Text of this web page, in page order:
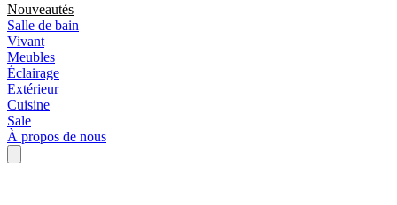
Nouveautés
Salle de bain
Vivant
Meubles
Éclairage
Extérieur
Cuisine
Sale
À propos de nous